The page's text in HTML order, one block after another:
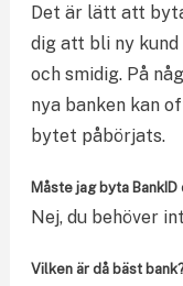
Det är lätt att
dig att bli ny kund
och smidig. På
nya banken kan
bytet påbörjats.
Måste jag byta
Nej, du behöver
Vilken är då bäst